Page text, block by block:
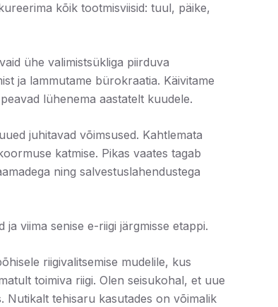
kõik tootmisviisid: tuul, päike,
ühe valimistsükliga piirduva
ja lammutame bürokraatia. Käivitame
lühenema aastatelt kuudele.
juhitavad võimsused. Kahtlemata
katmise. Pikas vaates tagab
ning salvestuslahendustega
viima senise e-riigi järgmisse etappi.
riigivalitsemise mudelile, kus
toimiva riigi. Olen seisukohal, et uue
Nutikalt tehisaru kasutades on võimalik